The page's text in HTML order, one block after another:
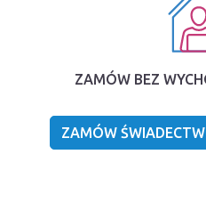
ZAMÓW BEZ
ZAMÓW